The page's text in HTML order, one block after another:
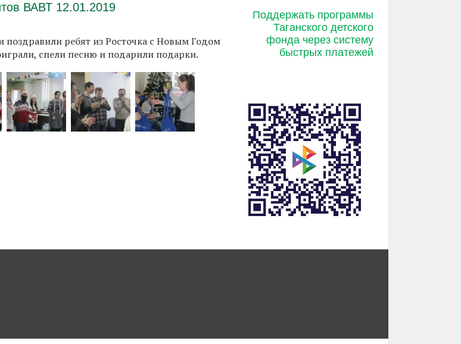
ВАВТ 12.01.2019
ребят из Росточка с Новым Годом
спели песню и подарили подарки.
Поддержать программы
Таганского детского
фонда через систему
быстрых платежей